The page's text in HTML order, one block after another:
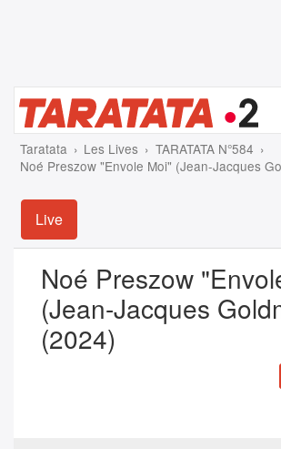
Taratata Les Lives
TARATATA N°584
Noé Preszow "Envole Moi" (Jean-Jacques
Live
Noé Preszow
(Jean-Jacques
(2024)